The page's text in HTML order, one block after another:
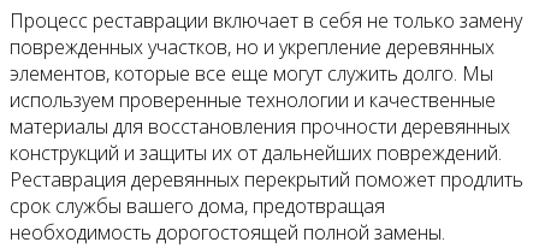
Процесс реставрации включает в себя не только замену
поврежденных участков, но и укрепление деревянных
элементов, которые все еще могут служить долго. Мы
используем проверенные технологии и качественные
материалы для восстановления прочности деревянных
конструкций и защиты их от дальнейших повреждений.
Реставрация деревянных перекрытий поможет продлить
срок службы вашего дома, предотвращая
необходимость дорогостоящей полной замены.